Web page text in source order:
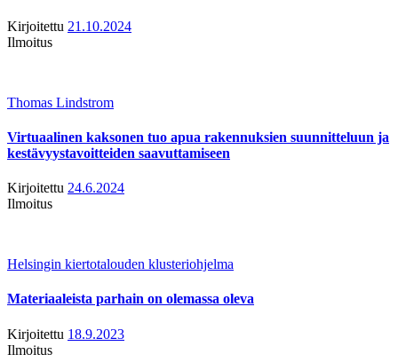
Kirjoitettu 21.10.2024
Ilmoitus
Thomas Lindstrom
Virtuaalinen kaksonen tuo apua rakennuksien suunnitteluun ja
kestävyystavoitteiden saavuttamiseen
Kirjoitettu 24.6.2024
Ilmoitus
Helsingin kiertotalouden klusteriohjelma
Materiaaleista parhain on olemassa oleva
Kirjoitettu 18.9.2023
Ilmoitus